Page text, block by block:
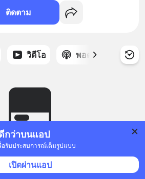
กว่าบนแอป
รับประสบการณ์เต็มรูปแบบ
เปิดผ่านแอป
ติดตาม
วิดีโอ พอดแคสต์
ยังไม่มีโพสต์